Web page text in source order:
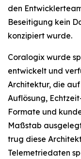
den
Beseitigung kein
konzipiert wurde.
Coralogix wurde
entwickelt und
Architektur, die
Auflösung,
Formate und
Maßstab
trug diese
Telemetriedaten